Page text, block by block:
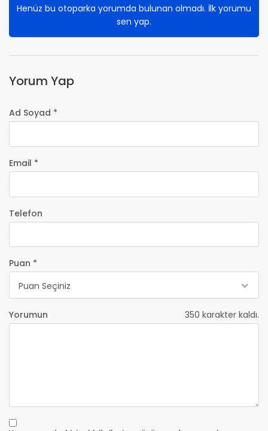
Henüz bu otoparka yorumda bulunan olmadı. İlk yorumu
sen yap.
Yorum Yap
Ad Soyad *
Email *
Telefon
Puan *
Puan Seçiniz
Yorumun 350 karakter kaldı.